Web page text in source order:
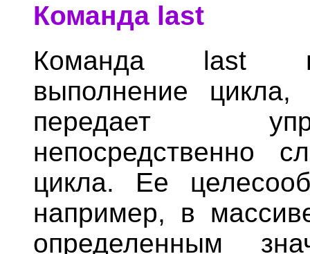
Команда last
Команда last
выполнение
передает
непосредственно
цикла. Ее
например, в
определенным